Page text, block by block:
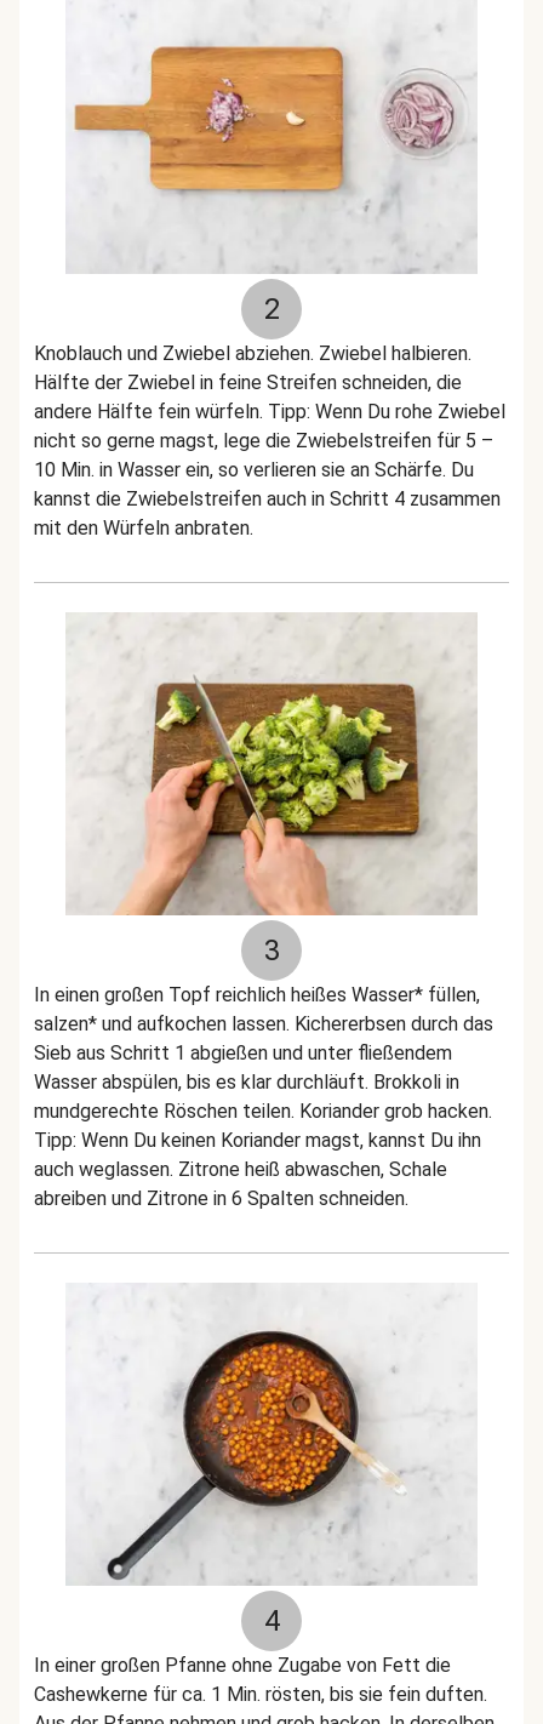
2
Knoblauch und Zwiebel abziehen. Zwiebel halbieren.
Hälfte der Zwiebel in feine Streifen schneiden, die
andere Hälfte fein würfeln. Tipp: Wenn Du rohe Zwiebel
nicht so gerne magst, lege die Zwiebelstreifen für 5 –
10 Min. in Wasser ein, so verlieren sie an Schärfe. Du
kannst die Zwiebelstreifen auch in Schritt 4 zusammen
mit den Würfeln anbraten.
3
In einen großen Topf reichlich heißes Wasser* füllen,
salzen* und aufkochen lassen. Kichererbsen durch das
Sieb aus Schritt 1 abgießen und unter fließendem
Wasser abspülen, bis es klar durchläuft. Brokkoli in
mundgerechte Röschen teilen. Koriander grob hacken.
Tipp: Wenn Du keinen Koriander magst, kannst Du ihn
auch weglassen. Zitrone heiß abwaschen, Schale
abreiben und Zitrone in 6 Spalten schneiden.
4
In einer großen Pfanne ohne Zugabe von Fett die
Cashewkerne für ca. 1 Min. rösten, bis sie fein duften.